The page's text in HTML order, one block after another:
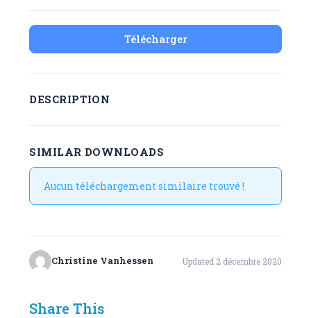
Télécharger
DESCRIPTION
SIMILAR DOWNLOADS
Aucun téléchargement similaire trouvé !
Christine Vanhessen Updated 2 décembre 2020
Share This